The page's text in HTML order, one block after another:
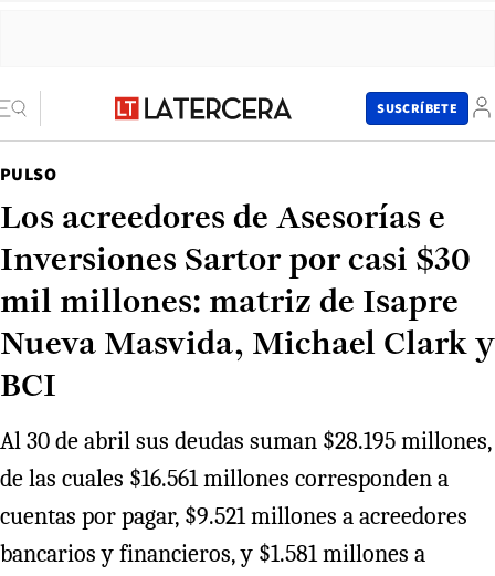
SUSCRÍBETE
PULSO
Los acreedores de Asesorías e
Inversiones Sartor por casi $30
mil millones: matriz de Isapre
Nueva Masvida, Michael Clark y
BCI
Al 30 de abril sus deudas suman $28.195 millones,
de las cuales $16.561 millones corresponden a
cuentas por pagar, $9.521 millones a acreedores
bancarios y financieros, y $1.581 millones a